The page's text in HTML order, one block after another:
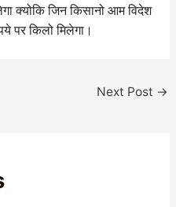
क्योकि जिन किसानो आम विदेश
पर किलो मिलेगा।
Next Post →